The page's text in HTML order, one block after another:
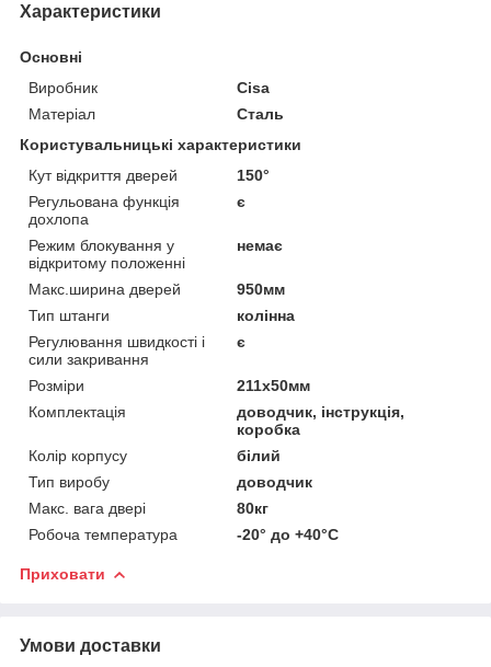
Характеристики
Основні
Виробник
Cisa
Матеріал
Сталь
Користувальницькі характеристики
Кут відкриття дверей
150°
Регульована функція
дохлопа
є
Режим блокування у
відкритому положенні
немає
Макс.ширина дверей
950мм
Тип штанги
колінна
Регулювання швидкості і
сили закривання
є
Розміри
211х50мм
Комплектація
доводчик, інструкція,
коробка
Колір корпусу
білий
Тип виробу
доводчик
Макс. вага двері
80кг
Робоча температура
-20° до +40°С
Приховати
Умови доставки